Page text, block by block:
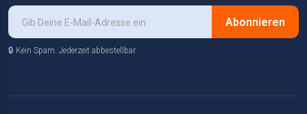
Abonnieren
🔒 Kein Spam. Jederzeit abbestellbar.